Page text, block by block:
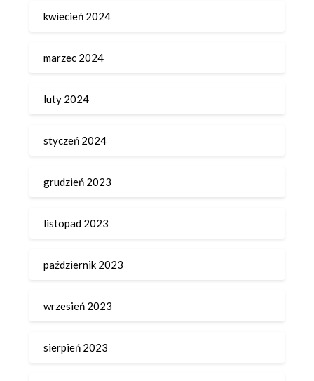
kwiecień 2024
marzec 2024
luty 2024
styczeń 2024
grudzień 2023
listopad 2023
październik 2023
wrzesień 2023
sierpień 2023